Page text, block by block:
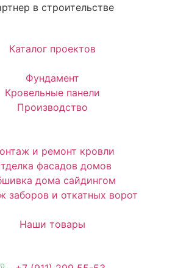
в строительстве
Каталог проектов
Фундамент
Кровельные панели
Производство
и ремонт кровли
фасадов домов
дома сайдингом
заборов и откатных ворот
Наши товары